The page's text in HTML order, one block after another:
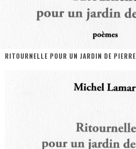
Star Fox
RITOURNELLE POUR UN JARDIN DE PIERRE